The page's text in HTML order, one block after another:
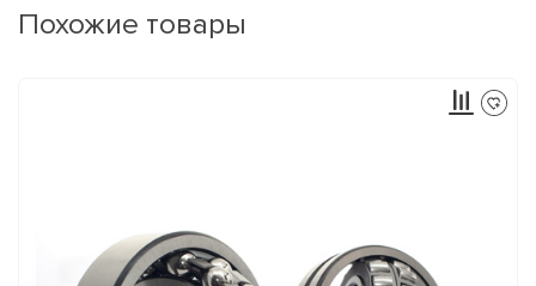
Похожие товары